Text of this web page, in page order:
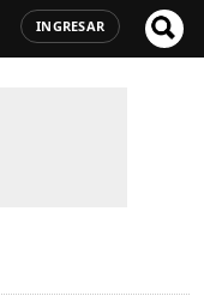
INGRESAR